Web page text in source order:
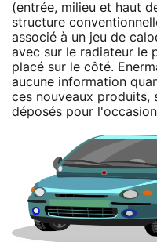
(entrée, milieu et haut
structure
associé à un jeu de
avec sur le radiateur le
placé sur le côté.
aucune information
ces nouveaux produits,
déposés pour